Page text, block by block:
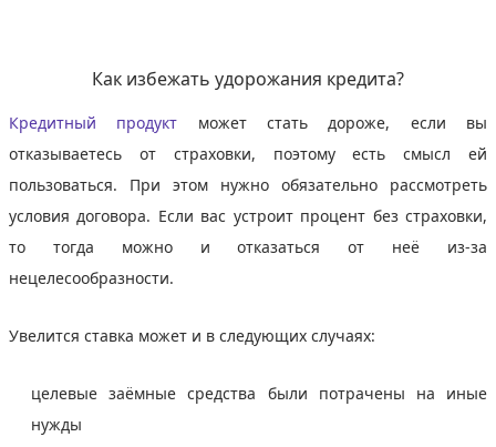
Как избежать удорожания кредита?
Кредитный продукт может стать дороже, если вы
отказываетесь от страховки, поэтому есть смысл ей
пользоваться. При этом нужно обязательно рассмотреть
условия договора. Если вас устроит процент без страховки,
то тогда можно и отказаться от неё из-за
нецелесообразности.
Увелится ставка может и в следующих случаях:
целевые заёмные средства были потрачены на иные
нужды